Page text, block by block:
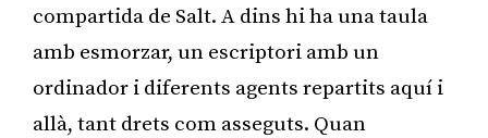
compartida de Salt. A dins hi ha una taula
amb esmorzar, un escriptori amb un
ordinador i diferents agents repartits aquí i
allà, tant drets com asseguts. Quan